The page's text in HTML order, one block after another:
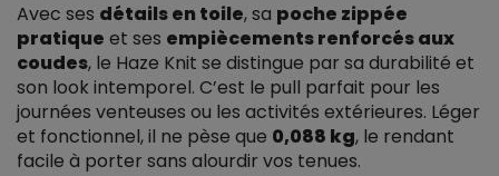
Avec ses détails en toile, sa poche zippée
pratique et ses empiècements renforcés aux
coudes, le Haze Knit se distingue par sa durabilité et
son look intemporel. C’est le pull parfait pour les
journées venteuses ou les activités extérieures. Léger
et fonctionnel, il ne pèse que 0,088 kg, le rendant
facile à porter sans alourdir vos tenues.